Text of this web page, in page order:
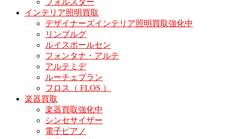
フォルスター
インテリア照明買取
デザイナーズインテリア照明買取強化中
リンブルグ
ルイスポールセン
フォンタナ・アルテ
アルテミデ
ルーチェプラン
フロス（ FLOS ）
楽器買取
楽器買取強化中
シンセサイザー
電子ピアノ